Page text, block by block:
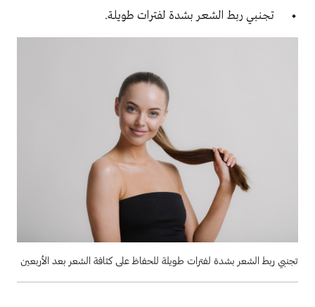
تجنبي ربط الشعر بشدة لفترات طويلة.
تجنبي ربط الشعر بشدة لفترات طويلة للحفاظ على كثافة الشعر بعد الأربعين